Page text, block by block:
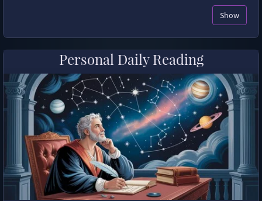
Show
Personal Daily Reading